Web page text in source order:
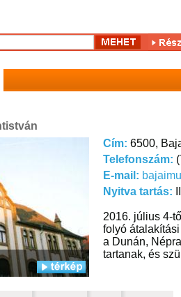
Cím: 6500,
Telefonszám:
E-mail:
Nyitva tartás:
2016. július 4-
folyó
a Dunán,
tartanak, és